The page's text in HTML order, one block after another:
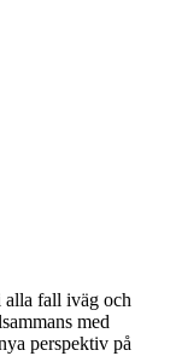
fall iväg och
med
perspektiv på